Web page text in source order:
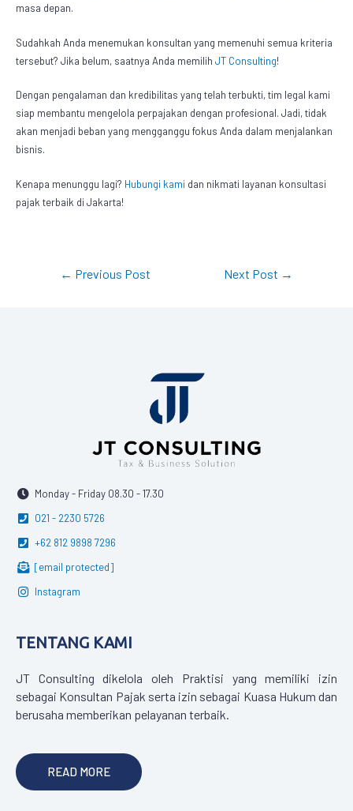
masa depan.
Sudahkah Anda menemukan konsultan yang memenuhi semua kriteria
tersebut? Jika belum, saatnya Anda memilihJT Consulting!
Dengan pengalaman dan kredibilitas yang telah terbukti, tim legal kami
siap membantu mengelola perpajakan dengan profesional. Jadi, tidak
akan menjadi beban yang mengganggu fokus Anda dalam menjalankan
bisnis.
Kenapa menunggu lagi? Hubungi kami dan nikmati layanan konsultasi
pajak terbaik di Jakarta!
← Previous Post Next Post →
Monday - Friday 08.30 - 17.30
021 - 2230 5726
+62 812 9898 7296
[email protected]
Instagram
TENTANG KAMI
JT Consulting dikelola oleh Praktisi yang memiliki izin
sebagai Konsultan Pajak serta izin sebagai Kuasa Hukum dan
berusaha memberikan pelayanan terbaik.
READ MORE